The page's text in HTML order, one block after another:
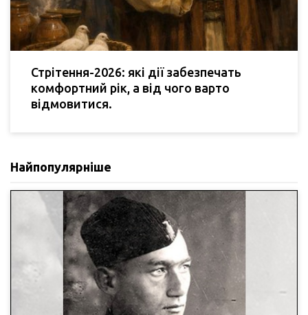
Стрітення-2026: які дії забезпечать
комфортний рік, а від чого варто
відмовитися.
Найпопулярніше